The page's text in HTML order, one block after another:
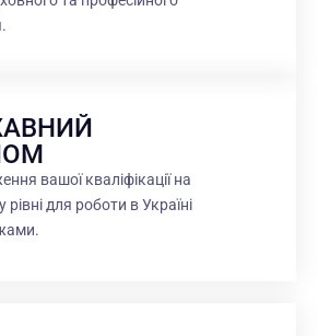
вашої кваліфікації на
рівні для роботи в Україні